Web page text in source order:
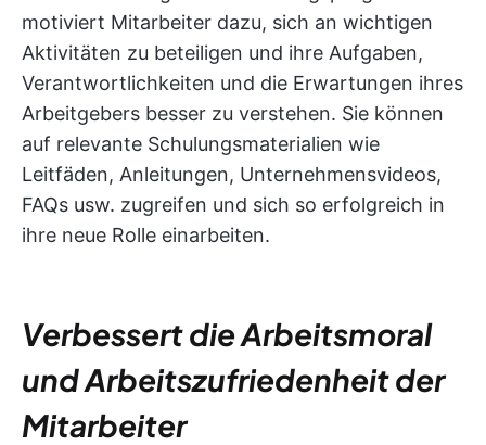
motiviert Mitarbeiter dazu, sich an wichtigen
Aktivitäten zu beteiligen und ihre Aufgaben,
Verantwortlichkeiten und die Erwartungen ihres
Arbeitgebers besser zu verstehen. Sie können
auf relevante Schulungsmaterialien wie
Leitfäden, Anleitungen, Unternehmensvideos,
FAQs usw. zugreifen und sich so erfolgreich in
ihre neue Rolle einarbeiten.
Verbessert die Arbeitsmoral
und Arbeitszufriedenheit der
Mitarbeiter